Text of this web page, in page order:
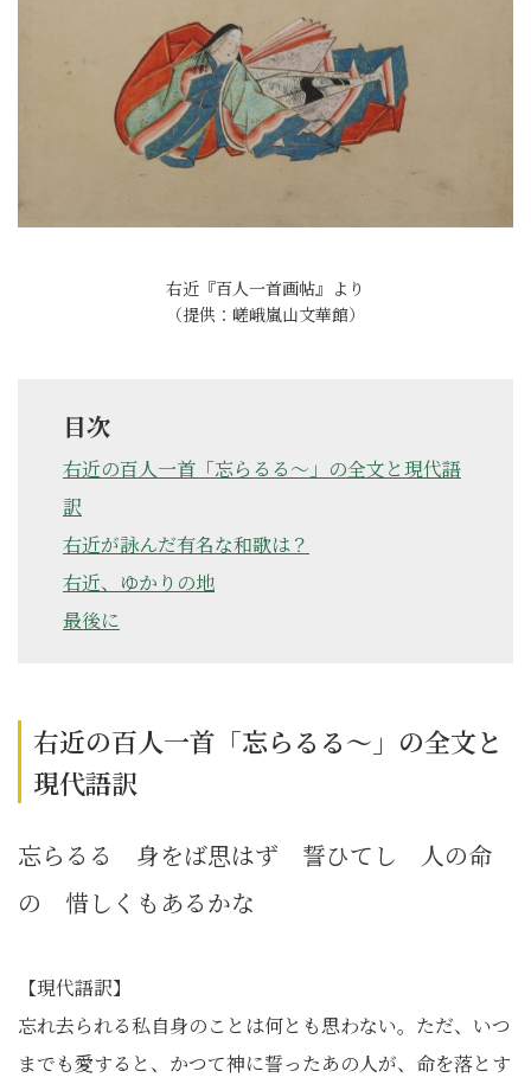
右近『百人一首画帖』より
（提供：嵯峨嵐山文華館）
目次
右近の百人一首「忘らるる～」の全文と現代語
訳
右近が詠んだ有名な和歌は？
右近、ゆかりの地
最後に
右近の百人一首「忘らるる～」の全文と
現代語訳
忘らるる 身をば思はず 誓ひてし 人の命
の 惜しくもあるかな
【現代語訳】
忘れ去られる私自身のことは何とも思わない。ただ、いつ
までも愛すると、かつて神に誓ったあの人が、命を落とす